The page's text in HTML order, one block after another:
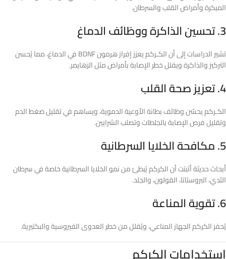
المبكرة وأمراض القلب والسرطان.
3. تحسين الذاكرة ووظائف الدماغ
تشير الدراسات إلى أن الكـركم يعزز إفراز هرمون BDNF في الدماغ، مما يُحسن
التركيز والذاكرة ويقلل خطر الإصابة بأمراض مثل الزهايمر.
4. تعزيز صحة القلب
الكـركم يحسّن وظائف بطانة الأوعية الدموية، ويساهم في تقليل ضغط الدم
وتقليل فرص الإصابة بالجلطات وتصلب الشرايين.
5. مكافحة الخلايا السرطانية
أبحاث حديثة أثبتت أن الكركم يُبطئ من نمو الخلايا السرطانية خاصة في سرطان
الثدي، البروستاتا، القولون، والجلد.
6. تقوية المناعة
يُحفز الكركم الجهاز المناعي، ويُقلل من خطر العدوى الفيروسية والبكتيرية.
استخدامات الكركم